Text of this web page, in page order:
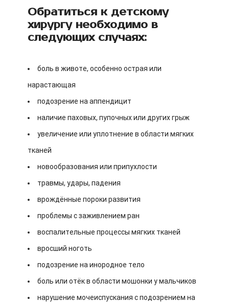
Обратиться к детскому
хирургу необходимо в
следующих случаях:
боль в животе, особенно острая или
нарастающая
подозрение на аппендицит
наличие паховых, пупочных или других грыж
увеличение или уплотнение в области мягких
тканей
новообразования или припухлости
травмы, удары, падения
врождённые пороки развития
проблемы с заживлением ран
воспалительные процессы мягких тканей
вросший ноготь
подозрение на инородное тело
боль или отёк в области мошонки у мальчиков
нарушение мочеиспускания с подозрением на